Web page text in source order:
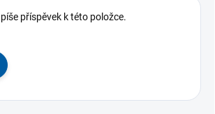
příspěvek k této položce.